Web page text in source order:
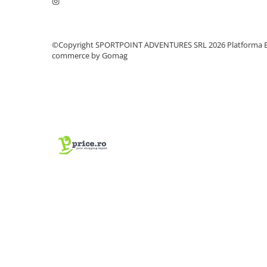
©Copyright SPORTPOINT ADVENTURES SRL 2026 Platforma
commerce by Gomag